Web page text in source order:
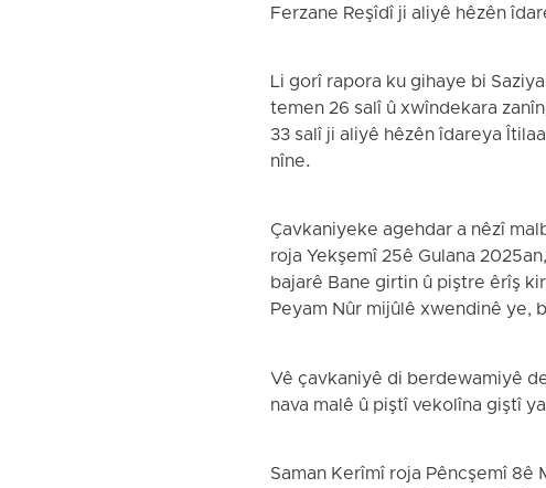
Ferzane Reşîdî ji aliyê hêzên
Li gorî rapora ku gihaye bi
temen 26 salî û xwîndekara
33 salî ji aliyê hêzên îdareya
nîne.
Çavkaniyeke agehdar a nêzî
roja Yekşemî 25ê Gulana
bajarê Bane girtin û piştre êrîş
Peyam Nûr mijûlê xwendinê ye,
Vê çavkaniyê di berdewamiyê
nava malê û piştî vekolîna giştî
Saman Kerîmî roja Pêncşemî 8ê